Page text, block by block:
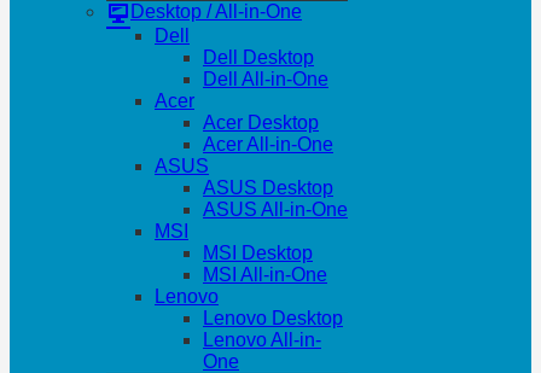
Desktop / All-in-One
Dell
Dell Desktop
Dell All-in-One
Acer
Acer Desktop
Acer All-in-One
ASUS
ASUS Desktop
ASUS All-in-One
MSI
MSI Desktop
MSI All-in-One
Lenovo
Lenovo Desktop
Lenovo All-in-
One